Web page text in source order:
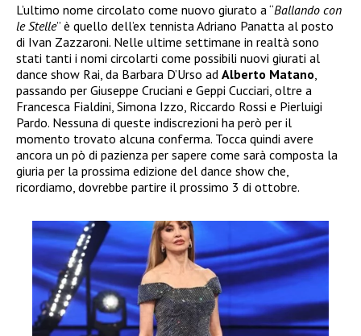
L’ultimo nome circolato come nuovo giurato a “Ballando con
le Stelle” è quello dell’ex tennista Adriano Panatta al posto
di Ivan Zazzaroni. Nelle ultime settimane in realtà sono
stati tanti i nomi circolarti come possibili nuovi giurati al
dance show Rai, da Barbara D’Urso ad Alberto Matano
passando per Giuseppe Cruciani e Geppi Cucciari, oltre a
Francesca Fialdini, Simona Izzo, Riccardo Rossi e Pierluigi
Pardo. Nessuna di queste indiscrezioni ha però per il
momento trovato alcuna conferma. Tocca quindi avere
ancora un pò di pazienza per sapere come sarà composta la
giuria per la prossima edizione del dance show che,
ricordiamo, dovrebbe partire il prossimo 3 di ottobre.